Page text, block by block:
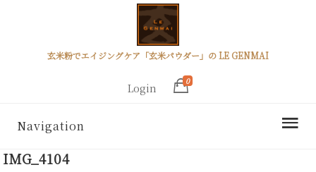
玄米粉でエイジングケア「玄米パウダー」の LE GENMAI
Login
0
Navigation
IMG_4104